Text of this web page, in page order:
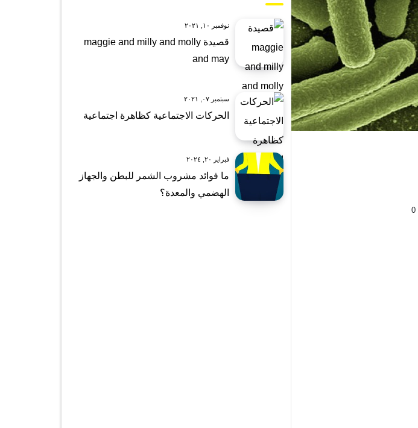
0
نوفمبر ١٠, ٢٠٢١
قصيدة maggie and milly and molly
and may
سبتمبر ٠٧, ٢٠٢١
الحركات الاجتماعية كظاهرة اجتماعية
فبراير ٢٠, ٢٠٢٤
ما فوائد مشروب الشمر للبطن والجهاز
الهضمي والمعدة؟